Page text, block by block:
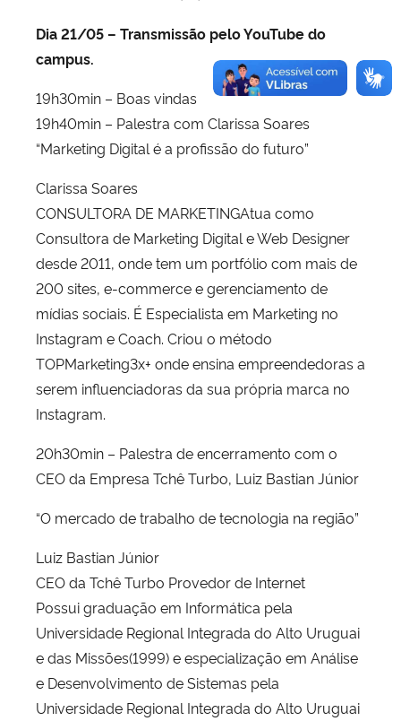
Dia 21/05 – Transmissão pelo YouTube do
campus.
19h30min – Boas vindas
19h40min – Palestra com Clarissa Soares
“Marketing Digital é a profissão do futuro”
Clarissa Soares
CONSULTORA DE MARKETINGAtua como
Consultora de Marketing Digital e Web Designer
desde 2011, onde tem um portfólio com mais de
200 sites, e-commerce e gerenciamento de
mídias sociais. É Especialista em Marketing no
Instagram e Coach. Criou o método
TOPMarketing3x+ onde ensina empreendedoras a
serem influenciadoras da sua própria marca no
Instagram.
20h30min – Palestra de encerramento com o
CEO da Empresa Tchê Turbo, Luiz Bastian Júnior
“O mercado de trabalho de tecnologia na região”
Luiz Bastian Júnior
CEO da Tchê Turbo Provedor de Internet
Possui graduação em Informática pela
Universidade Regional Integrada do Alto Uruguai
e das Missões(1999) e especialização em Análise
e Desenvolvimento de Sistemas pela
Universidade Regional Integrada do Alto Uruguai